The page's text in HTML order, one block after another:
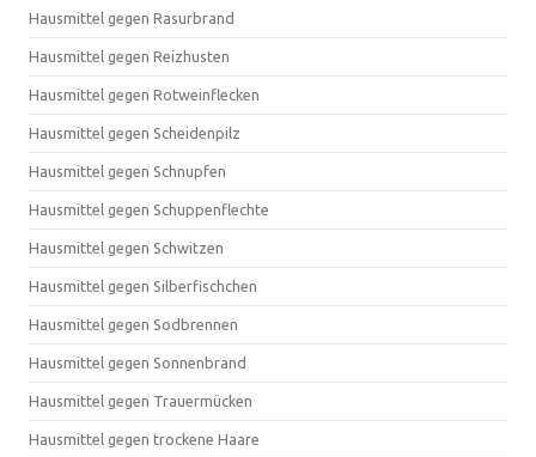
Hausmittel gegen Rasurbrand
Hausmittel gegen Reizhusten
Hausmittel gegen Rotweinflecken
Hausmittel gegen Scheidenpilz
Hausmittel gegen Schnupfen
Hausmittel gegen Schuppenflechte
Hausmittel gegen Schwitzen
Hausmittel gegen Silberfischchen
Hausmittel gegen Sodbrennen
Hausmittel gegen Sonnenbrand
Hausmittel gegen Trauermücken
Hausmittel gegen trockene Haare